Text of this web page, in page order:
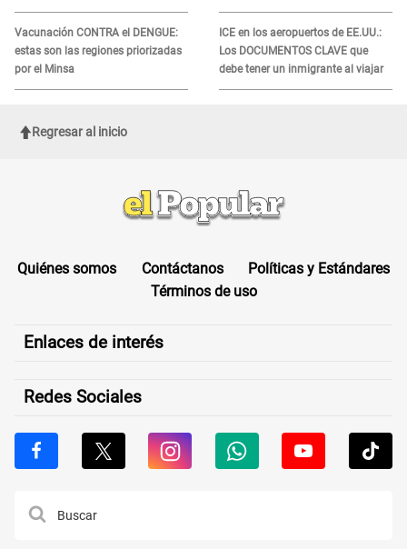
Vacunación CONTRA el DENGUE:
estas son las regiones priorizadas
por el Minsa
recibir la ayuda
ICE en los aeropuertos de EE.UU.:
Los DOCUMENTOS CLAVE que
debe tener un inmigrante al viajar
Regresar al inicio
Quiénes somos Contáctanos
Políticas y Estándares
Términos de uso
Enlaces de interés
Redes Sociales